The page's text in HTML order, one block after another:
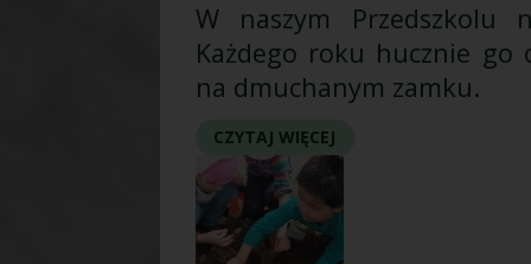
W naszym Przedszkolu
Każdego roku hucznie go
na dmuchanym zamku.
CZYTAJ WIĘCEJ